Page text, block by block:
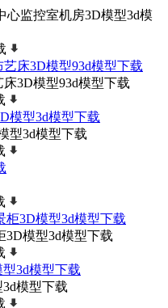
心监控室机房3D模型3d模
3D模型93d模型下载
型3d模型下载
3D模型3d模型下载
模型下载